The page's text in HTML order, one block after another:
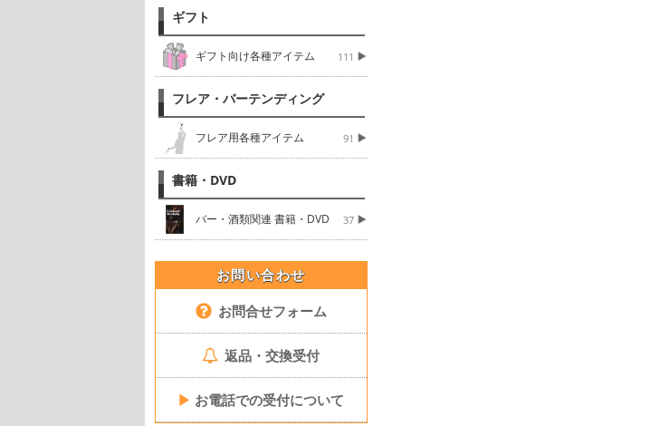
ギフト
ギフト向け各種アイテム 111
フレア・バーテンディング
フレア用各種アイテム 91
書籍・DVD
バー・酒類関連 書籍・DVD 37
お問い合わせ
お問合せフォーム
返品・交換受付
▶ お電話での受付について